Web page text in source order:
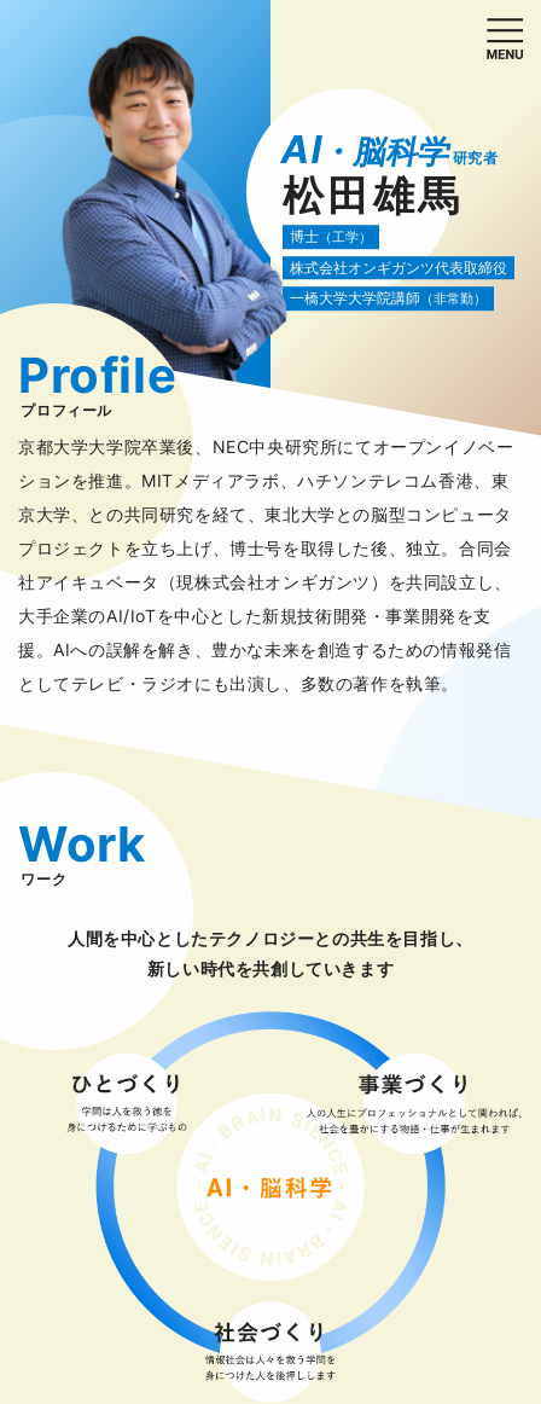
AI・脳科学研究者
松田雄馬
博士 （工学）
株式会社オンギガンツ代表取締役
一橋大学大学院講師 （非常勤）
Profile
プロフィール
京都大学大学院卒業後、NEC中央研究所にてオープンイノベー
ションを推進。MITメディアラボ、ハチソンテレコム香港、東
京大学、との共同研究を経て、東北大学との脳型コンピュータ
プロジェクトを立ち上げ、博士号を取得した後、独立。合同会
社アイキュベータ（現株式会社オンギガンツ）を共同設立し、
大手企業のAI/IoTを中心とした新規技術開発・事業開発を支
援。AIへの誤解を解き、豊かな未来を創造するための情報発信
としてテレビ・ラジオにも出演し、多数の著作を執筆。
Work
ワーク
人間を中心としたテクノロジーとの共生を目指し、
新しい時代を共創していきます